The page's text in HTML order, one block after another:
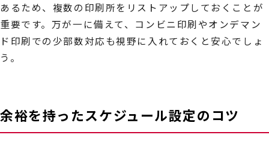
あるため、複数の印刷所をリストアップしておくことが
重要です。万が一に備えて、コンビニ印刷やオンデマン
ド印刷での少部数対応も視野に入れておくと安心でしょ
う。
余裕を持ったスケジュール設定のコツ